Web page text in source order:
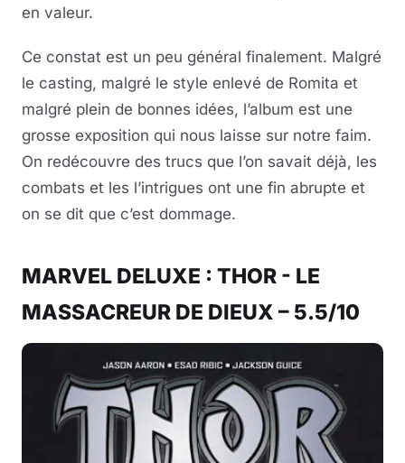
en valeur.
Ce constat est un peu général finalement. Malgré
le casting, malgré le style enlevé de Romita et
malgré plein de bonnes idées, l’album est une
grosse exposition qui nous laisse sur notre faim.
On redécouvre des trucs que l’on savait déjà, les
combats et les l’intrigues ont une fin abrupte et
on se dit que c’est dommage.
MARVEL DELUXE : THOR - LE
MASSACREUR DE DIEUX – 5.5/10